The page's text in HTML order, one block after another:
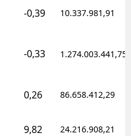
-0,39 10.337.981,91
-0,33 1.274.003.441,75
0,26 86.658.412,29
9,82 24.216.908,21